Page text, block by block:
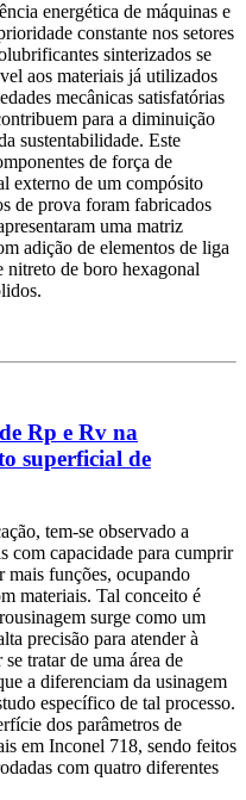
energética de máquinas e
constante nos setores
sinterizados se
aos materiais já utilizados
mecânicas satisfatórias
para a diminuição
sustentabilidade. Este
de força de
externo de um compósito
de prova foram fabricados
uma matriz
adição de elementos de liga
de boro hexagonal
Rp e Rv na
superficial de
tem-se observado a
com capacidade para cumprir
mais funções, ocupando
materiais. Tal conceito é
surge como um
precisão para atender à
tratar de uma área de
a diferenciam da usinagem
específico de tal processo.
dos parâmetros de
em Inconel 718, sendo feitos
com quatro diferentes